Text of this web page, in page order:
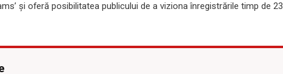
și oferă posibilitatea publicului de a viziona înregistrările timp de 23